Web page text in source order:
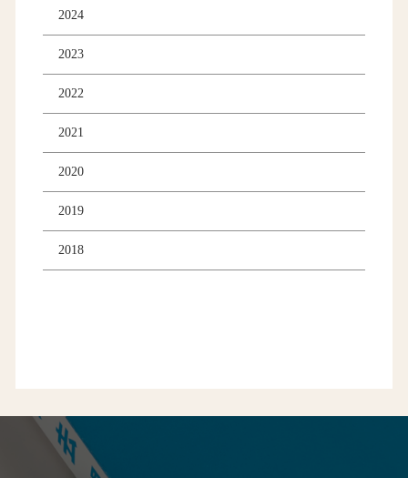
2024
2023
2022
2021
2020
2019
2018